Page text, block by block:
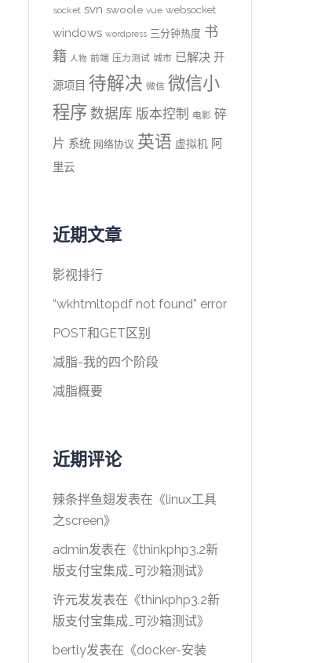
socket svn swoole vue websocket
windows wordpress 三分钟热度 书
籍 人物 前端 压力测试 城市 已解决 开
源项目 待解决 微信 微信小
程序 数据库 版本控制 电影 碎
片 系统 网络协议 英语 虚拟机 阿
里云
近期文章
影视排行
“wkhtmltopdf not found” error
POST和GET区别
减脂-我的四个阶段
减脂概要
近期评论
辣条拌鱼翅发表在《linux工具
之screen》
admin发表在《thinkphp3.2新
版支付宝集成_可沙箱测试》
许元发发表在《thinkphp3.2新
版支付宝集成_可沙箱测试》
bertly发表在《docker-安装